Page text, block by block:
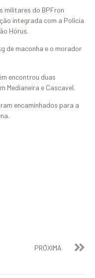
militares do BPFron
integrada com a Polícia
Hórus.
de maconha e o morador
encontrou duas
Medianeira e Cascavel.
encaminhados para a
PRÓXIMA